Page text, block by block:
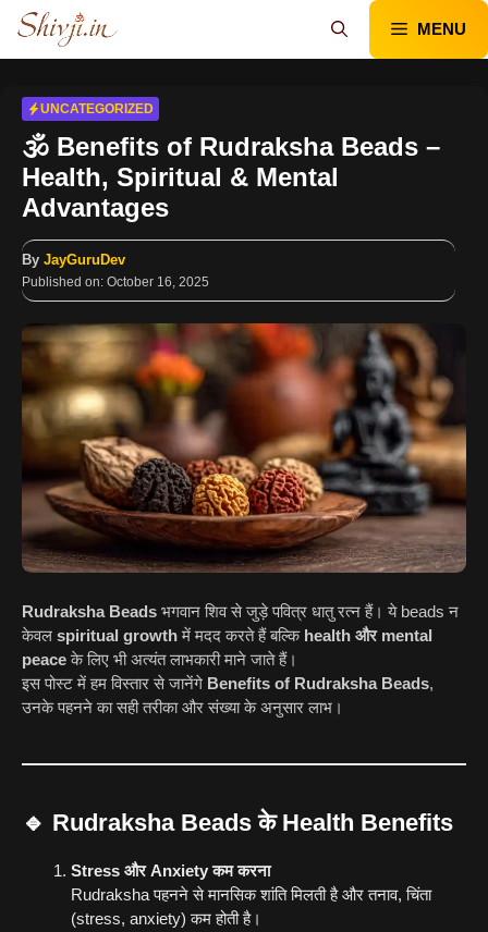
Skip
content
MENU
UNCATEGORIZED
🕉️ Benefits of Rudraksha Beads –
Health, Spiritual & Mental
Advantages
By JayGuruDev
Published on: October 16, 2025
Rudraksha Beads भगवान शिव से जुड़े पवित्र धातु रत्न हैं। ये beads न
केवल spiritual growthमें मदद करते हैं बल्कि health और mental
peaceके लिए भी अत्यंत लाभकारी माने जाते हैं।
इस पोस्ट में हम विस्तार से जानेंगे Benefits of Rudraksha Beads,
उनके पहनने का सही तरीका और संख्या के अनुसार लाभ।
🔹 Rudraksha Beads के Health Benefits
Stress और Anxiety कम करना
Rudraksha पहनने से मानसिक शांति मिलती है और तनाव, चिंता
(stress, anxiety) कम होती है।